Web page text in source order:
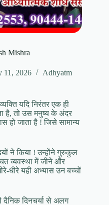
Mishra
11, 2026 Adhyatm
यदि निरंतर एक ही
है, तो उस मनुष्य के अंदर
हो जाता है ! जिसे सामान्य
ने किया ! उन्होंने गुरुकुल
व्यवस्था में जीने और
धीरे यही अभ्यास उन बच्चों
दिनचर्या से अलग